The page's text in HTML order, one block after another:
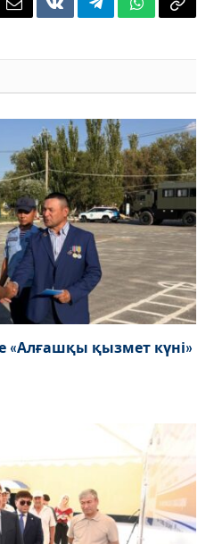
EmailVKontakteTelegramWhatsApp
Copy
«Алғашқы қызмет күні»